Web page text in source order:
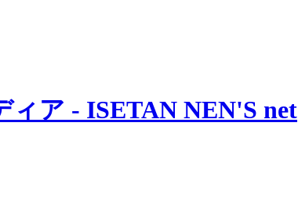
ア - ISETAN NEN'S net